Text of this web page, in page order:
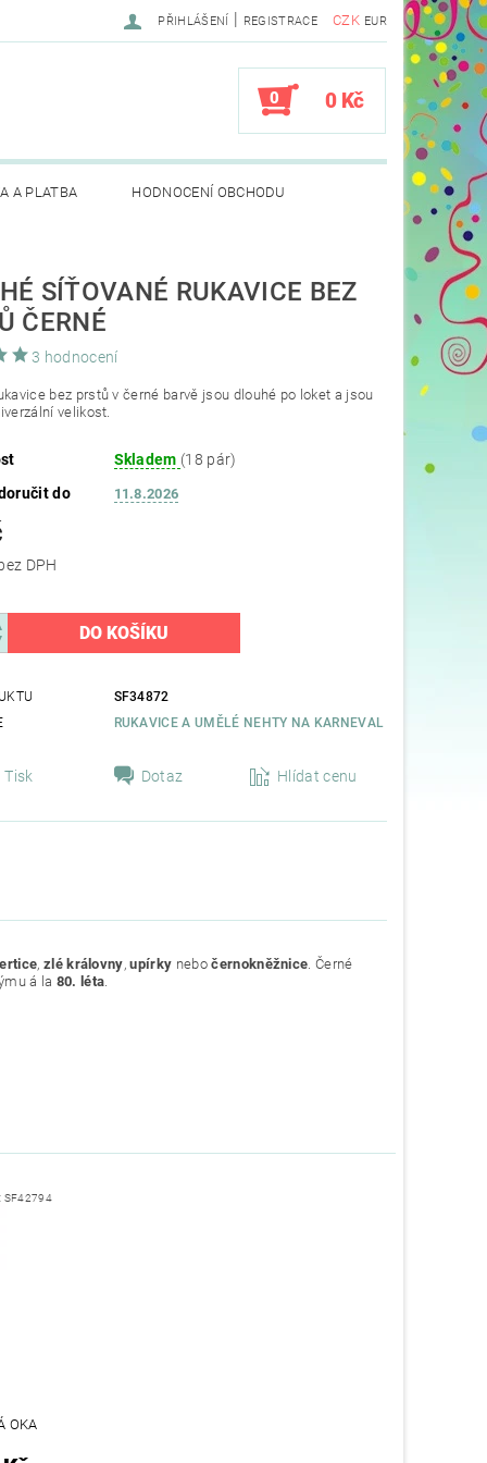
CZK EUR
PŘIHLÁŠENÍ | REGISTRACE
0 0 Kč
A PLATBA HODNOCENÍ OBCHODU
SÍŤOVANÉ RUKAVICE BEZ
ČERNÉ
3 hodnocení
bez prstů v černé barvě jsou dlouhé po loket a jsou
velikost.
Skladem (18 pár)
do
11.8.2026
61,98 Kč bez DPH
SF34872
RUKAVICE A UMĚLÉ NEHTY NA KARNEVAL
Tisk Dotaz Hlídat cenu
, zlé královny,upírky nebočernokněžnice. Černé
á la 80. léta.
SF42794
OKA